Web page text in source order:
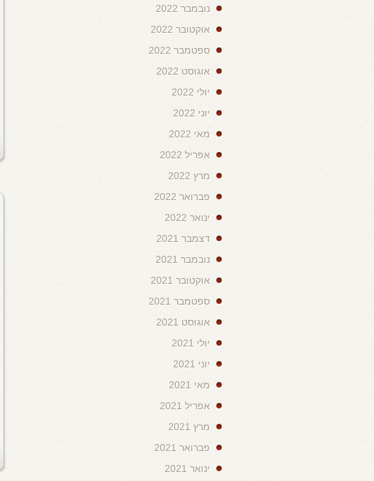
נובמבר 2022
אוקטובר 2022
ספטמבר 2022
אוגוסט 2022
יולי 2022
יוני 2022
מאי 2022
אפריל 2022
מרץ 2022
פברואר 2022
ינואר 2022
דצמבר 2021
נובמבר 2021
אוקטובר 2021
ספטמבר 2021
אוגוסט 2021
יולי 2021
יוני 2021
מאי 2021
אפריל 2021
מרץ 2021
פברואר 2021
ינואר 2021